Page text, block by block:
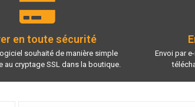
en toute sécurité
souhaité de manière simple
au cryptage SSL dans la boutique.
Envoi par